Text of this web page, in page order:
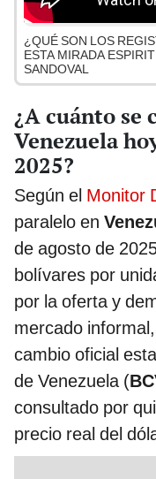
¿QUÉ SON LOS
ESTA MIRADA
SANDOVAL
¿A cuánto se
Venezuela
2025?
Según el Monitor
paralelo en
de agosto de
bolívares por
por la oferta y
mercado
cambio oficial
de Venezuela (
consultado por
precio real del